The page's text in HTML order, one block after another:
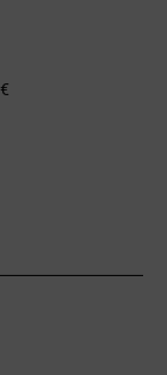
€